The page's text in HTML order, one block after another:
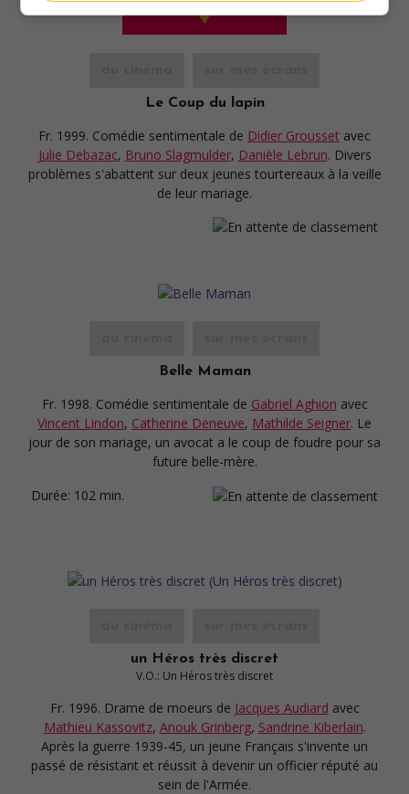
Le Coup du lapin
Fr. 1999. Comédie sentimentale de Didier Grousset avec
Julie Debazac, Bruno Slagmulder, Danièle Lebrun. Divers
problèmes s'abattent sur deux jeunes tourtereaux à la veille
de leur mariage.
Belle Maman
Fr. 1998. Comédie sentimentale de Gabriel Aghion avec
Vincent Lindon, Catherine Deneuve, Mathilde Seigner. Le
jour de son mariage, un avocat a le coup de foudre pour sa
future belle-mère.
Durée: 102 min.
un Héros très discret
V.O.: Un Héros très discret
Fr. 1996. Drame de moeurs de Jacques Audiard avec
Mathieu Kassovitz, Anouk Grinberg, Sandrine Kiberlain.
Après la guerre 1939-45, un jeune Français s'invente un
passé de résistant et réussit à devenir un officier réputé au
sein de l'Armée.